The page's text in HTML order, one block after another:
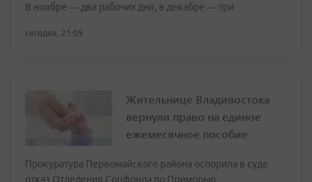
В ноябре — два рабочих дня, в декабре — три
сегодня, 21:09
Жительнице Владивостока
вернули право на единое
ежемесячное пособие
Прокуратура Первомайского района оспорила в суде
отказ Отделения Соцфонда по Приморью